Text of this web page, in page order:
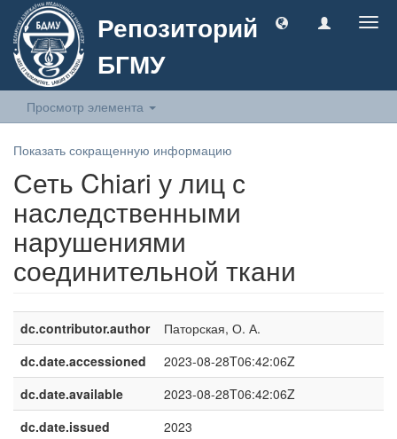
Репозиторий
БГМУ
Просмотр элемента
Показать сокращенную информацию
Сеть Chiari у лиц с
наследственными
нарушениями
соединительной ткани
dc.contributor.author
Паторская, О. А.
dc.date.accessioned
2023-08-28T06:42:06Z
dc.date.available
2023-08-28T06:42:06Z
dc.date.issued
2023